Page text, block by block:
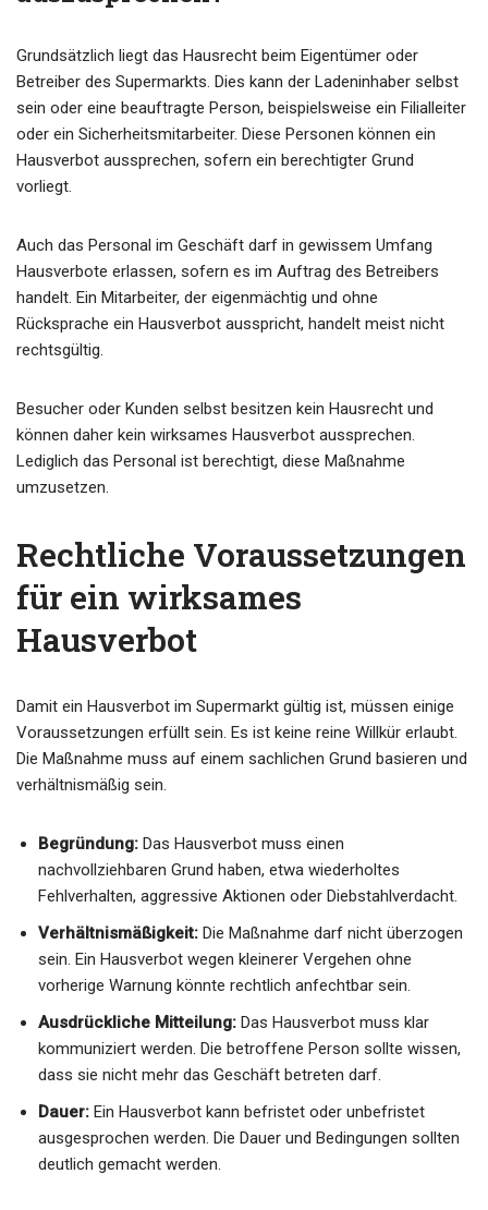
Grundsätzlich liegt das Hausrecht beim Eigentümer oder
Betreiber des Supermarkts. Dies kann der Ladeninhaber selbst
sein oder eine beauftragte Person, beispielsweise ein Filialleiter
oder ein Sicherheitsmitarbeiter. Diese Personen können ein
Hausverbot aussprechen, sofern ein berechtigter Grund
vorliegt.
Auch das Personal im Geschäft darf in gewissem Umfang
Hausverbote erlassen, sofern es im Auftrag des Betreibers
handelt. Ein Mitarbeiter, der eigenmächtig und ohne
Rücksprache ein Hausverbot ausspricht, handelt meist nicht
rechtsgültig.
Besucher oder Kunden selbst besitzen kein Hausrecht und
können daher kein wirksames Hausverbot aussprechen.
Lediglich das Personal ist berechtigt, diese Maßnahme
umzusetzen.
Rechtliche Voraussetzungen
für ein wirksames
Hausverbot
Damit ein Hausverbot im Supermarkt gültig ist, müssen einige
Voraussetzungen erfüllt sein. Es ist keine reine Willkür erlaubt.
Die Maßnahme muss auf einem sachlichen Grund basieren und
verhältnismäßig sein.
Begründung: Das Hausverbot muss einen
nachvollziehbaren Grund haben, etwa wiederholtes
Fehlverhalten, aggressive Aktionen oder Diebstahlverdacht.
Verhältnismäßigkeit: Die Maßnahme darf nicht überzogen
sein. Ein Hausverbot wegen kleinerer Vergehen ohne
vorherige Warnung könnte rechtlich anfechtbar sein.
Ausdrückliche Mitteilung: Das Hausverbot muss klar
kommuniziert werden. Die betroffene Person sollte wissen,
dass sie nicht mehr das Geschäft betreten darf.
Dauer: Ein Hausverbot kann befristet oder unbefristet
ausgesprochen werden. Die Dauer und Bedingungen sollten
deutlich gemacht werden.